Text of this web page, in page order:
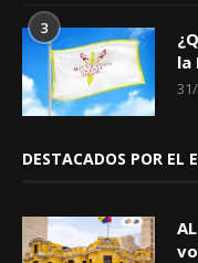
3
la
DESTACADOS POR EL